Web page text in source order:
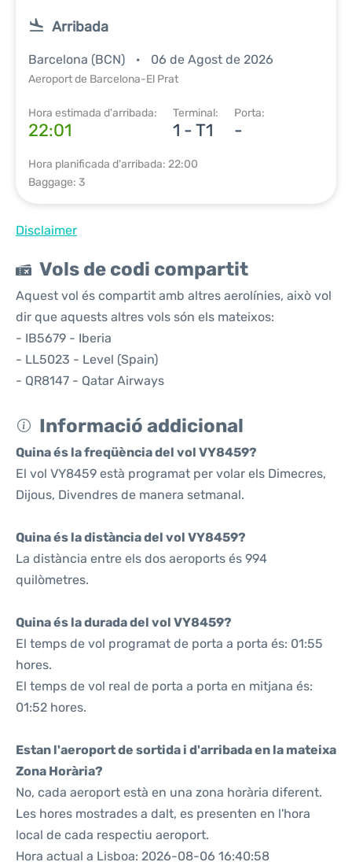
Arribada
Barcelona (BCN) 06 de Agost de 2026
Aeroport de Barcelona-El Prat
Hora estimada d'arribada:
22:01
Terminal:
1 - T1
Porta:
-
Hora planificada d'arribada: 22:00
Baggage: 3
Disclaimer
Vols de codi compartit
Aquest vol és compartit amb altres aerolínies, això vol
dir que aquests altres vols són els mateixos:
- IB5679 - Iberia
- LL5023 - Level (Spain)
- QR8147 - Qatar Airways
Informació addicional
Quina és la freqüència del vol VY8459?
El vol VY8459 està programat per volar els Dimecres,
Dijous, Divendres de manera setmanal.
Quina és la distància del vol VY8459?
La distància entre els dos aeroports és 994
quilòmetres.
Quina és la durada del vol VY8459?
El temps de vol programat de porta a porta és: 01:55
hores.
El temps de vol real de porta a porta en mitjana és:
01:52 hores.
Estan l'aeroport de sortida i d'arribada en la mateixa
Zona Horària?
No, cada aeroport està en una zona horària diferent.
Les hores mostrades a dalt, es presenten en l'hora
local de cada respectiu aeroport.
Hora actual a Lisboa: 2026-08-06 16:40:58